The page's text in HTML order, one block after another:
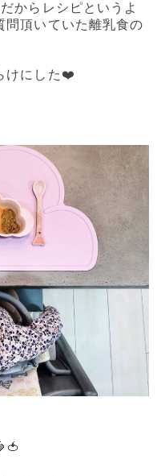
からレシピというよ
問頂いていた離乳食の
けにした❤️